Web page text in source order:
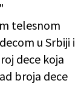
telesnom
u Srbiji i
dece koja
broja dece